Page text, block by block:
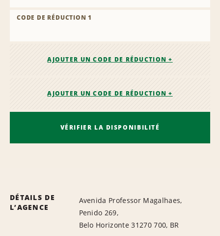
CODE DE RÉDUCTION 1
AJOUTER UN CODE DE RÉDUCTION +
AJOUTER UN CODE DE RÉDUCTION +
VÉRIFIER LA DISPONIBILITÉ
DÉTAILS DE
L’AGENCE
Avenida Professor Magalhaes,
Penido 269,
Belo Horizonte 31270 700, BR